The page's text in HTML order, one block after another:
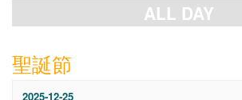
ALL DAY
聖誕節
2025-12-25